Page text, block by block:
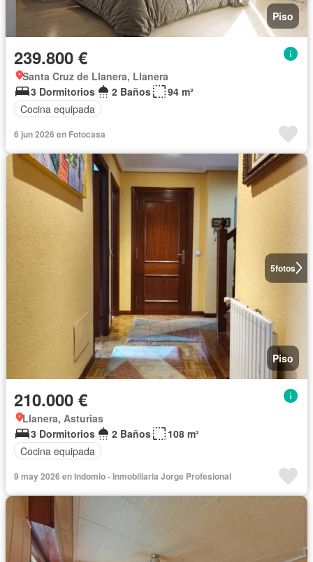
Piso
239.800 €
Santa Cruz de Llanera, Llanera
3 Dormitorios
2 Baños
94 m²
Cocina equipada
6 jun 2026 en Fotocasa
5fotos
Piso
210.000 €
Llanera, Asturias
3 Dormitorios
2 Baños
108 m²
Cocina equipada
9 may 2026 en Indomio - Inmobiliaria Jorge Profesional